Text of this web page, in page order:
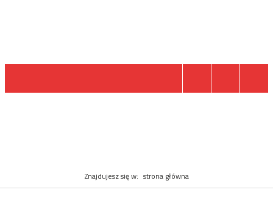
Znajdujesz się w: strona główna